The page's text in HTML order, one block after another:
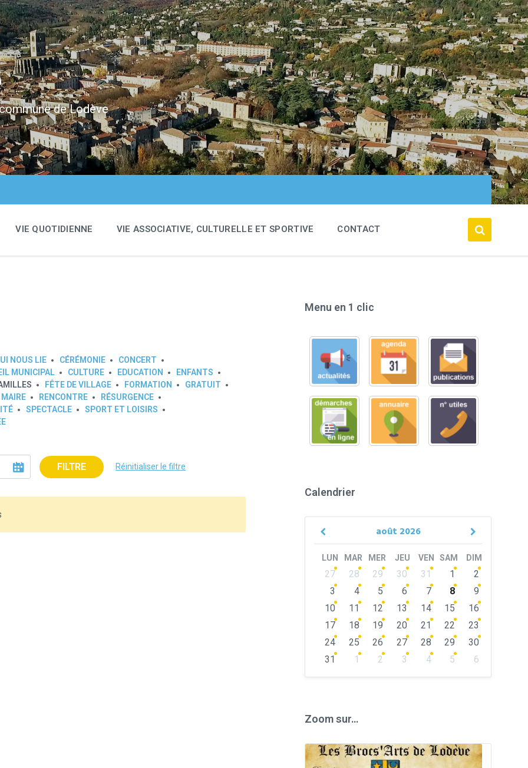
de Lodève
VIE QUOTIDIENNE VIE ASSOCIATIVE, CULTURELLE ET SPORTIVE CONTACT
NOUS LIE CÉRÉMONIE
CONCERT
MUNICIPAL CULTURE EDUCATION
ENFANTS
FÊTE DE VILLAGE FORMATION
GRATUIT
MAIRE RENCONTRE
RÉSURGENCE
SPECTACLE
SPORT ET LOISIRS
FILTRE Réinitialiser le filtre
Menu en 1 clic
Calendrier
août 2026
Previous
Next
LUN MAR MER JEU VEN SAM DIM
Skip
calendar
days
27 28 29 30 31 1
2
3
4 5 6 7 8
9
10
11 12 13 14 15
16
17
18 19 20 21 22
23
24
25 26 27 28 29
30
31
1 2 3 4 5
6
Zoom sur…